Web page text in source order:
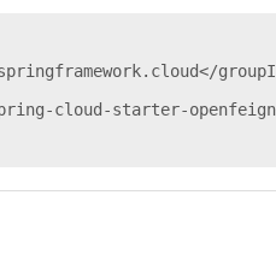
cloud-starter-